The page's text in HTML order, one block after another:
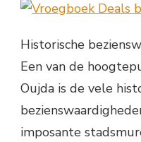
Historische
Een van de
Oujda is de vele
imposante